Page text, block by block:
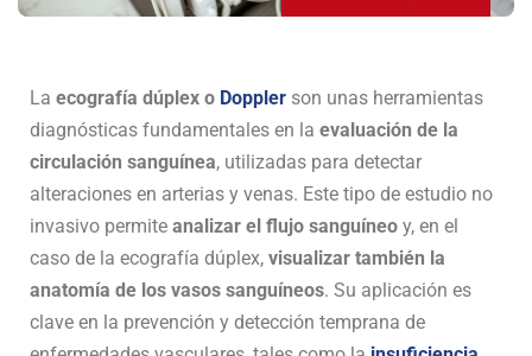
La ecografía dúplex o Doppler son unas herramientas
diagnósticas fundamentales en la evaluación de la
circulación sanguínea, utilizadas para detectar
alteraciones en arterias y venas. Este tipo de estudio no
invasivo permite analizar el flujo sanguíneo y, en el
caso de la ecografía dúplex, visualizar también la
anatomía de los vasos sanguíneos. Su aplicación es
clave en la prevención y detección temprana de